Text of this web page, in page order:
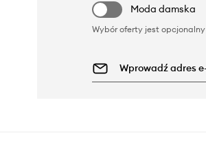
Moda damska
Wybór oferty jest opcjonalny